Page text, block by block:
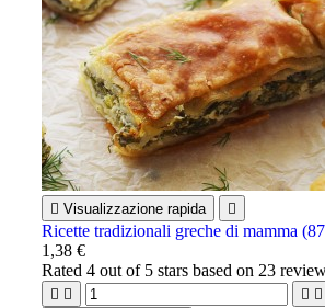
 Visualizzazione rapida 
Ricette tradizionali greche di mamma
1,38 €
Rated4 out of 5 stars based on 23
   